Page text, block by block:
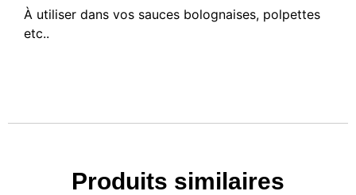
À utiliser dans vos sauces bolognaises, polpettes
etc..
Produits similaires